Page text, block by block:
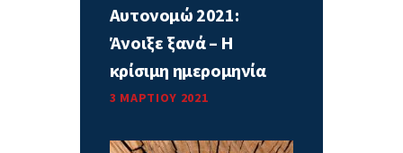
Αυτονομώ 2021:
Άνοιξε ξανά – Η
κρίσιμη ημερομηνία
3 ΜΑΡΤΊΟΥ 2021